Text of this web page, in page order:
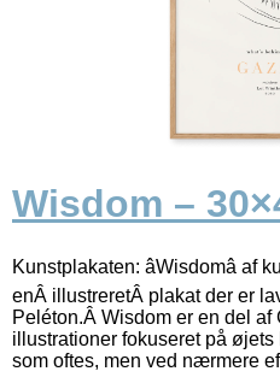
Wisdom –
Kunstplakaten: âWisdomâ
enÂ illustreretÂ plakat der er
Peléton.Â Wisdom er en del
illustrationer fokuseret på
som oftes, men ved nærmere ef